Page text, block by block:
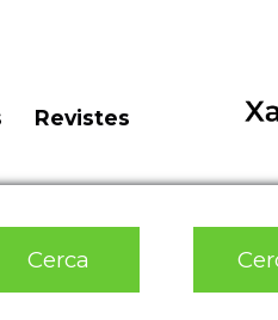
Revistes
Cerca